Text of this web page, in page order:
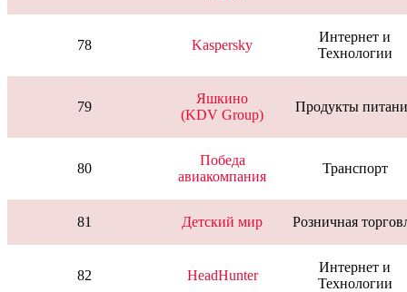
78 Kaspersky
Интернет и
Технологии
79
Яшкино
(KDV Group)
Продукты
80
Победа
авиакомпания
Транспорт
81 Детский мир Розничная
82 HeadHunter
Интернет и
Технологии